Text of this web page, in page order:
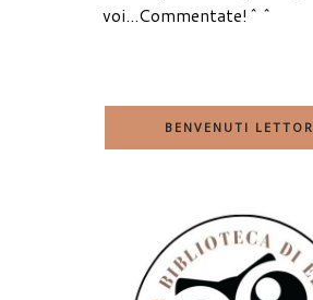
voi...Commentate!^^
BENVENUTI